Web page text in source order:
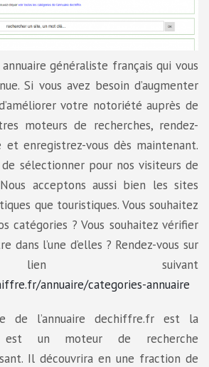
généraliste français qui vous
Si vous avez besoin d’augmenter
votre notoriété auprès de
moteurs de recherches, rendez-
enregistrez-vous dès maintenant.
sélectionner pour nos visiteurs de
acceptons aussi bien les sites
que touristiques. Vous souhaitez
catégories ? Vous souhaitez vérifier
dans l’une d’elles ? Rendez-vous sur
suivant
annuaire/categories-annuaire
de l’annuaire dechiffre.fr est la
est un moteur de recherche
Il découvrira en une fraction de